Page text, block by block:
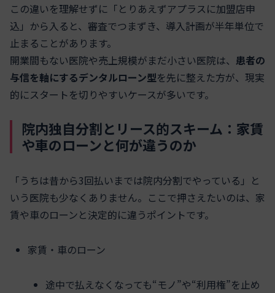
この違いを理解せずに「とりあえずアプラスに加盟店申
込」から入ると、審査でつまずき、導入計画が半年単位で
止まることがあります。
開業間もない医院や売上規模がまだ小さい医院は、 患者の
与信を軸にするデンタルローン型を先に整えた方が、現実
的にスタートを切りやすいケースが多いです。
院内独自分割とリース的スキーム：家賃
や車のローンと何が違うのか
「うちは昔から3回払いまでは院内分割でやっている」と
いう医院も少なくありません。ここで押さえたいのは、家
賃や車のローンと決定的に違うポイントです。
家賃・車のローン
途中で払えなくなっても“モノ”や“利用権”を止め